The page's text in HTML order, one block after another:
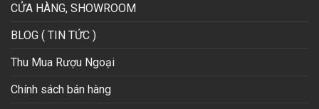
CỬA HÀNG, SHOWROOM
BLOG ( TIN TỨC )
Thu Mua Rượu Ngoại
Chính sách bán hàng